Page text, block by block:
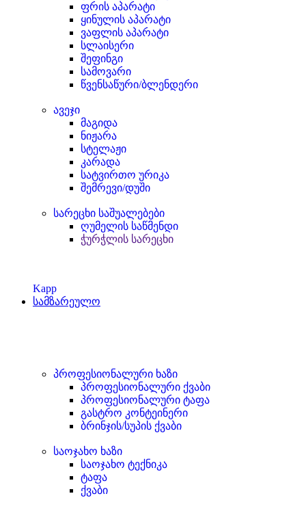
ფრის აპარატი
ყინულის აპარატი
ვაფლის აპარატი
სლაისერი
შეფინგი
სამოვარი
წვენსაწური/ბლენდერი
ავეჯი
მაგიდა
ნიჟარა
სტელაჟი
კარადა
სატვირთო ურიკა
შემრევი/დუში
სარეცხი საშუალებები
ღუმელის საწმენდი
ჭურჭლის სარეცხი
Kapp
სამზარეულო
პროფესიონალური ხაზი
პროფესიონალური ქვაბი
პროფესიონალური ტაფა
გასტრო კონტეინერი
ბრინჯის/სუპის ქვაბი
საოჯახო ხაზი
საოჯახო ტექნიკა
ტაფა
ქვაბი